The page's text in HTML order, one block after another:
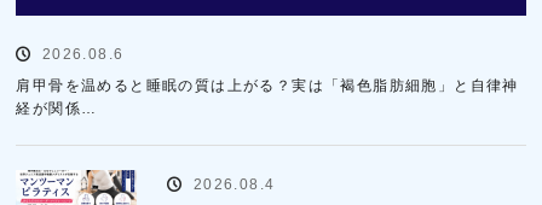
2026.08.6
肩甲骨を温めると睡眠の質は上がる？実は「褐色脂肪細胞」と自律神
経が関係…
2026.08.4